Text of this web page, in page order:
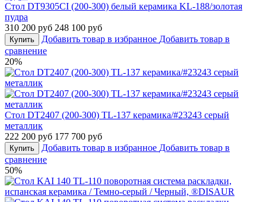
Стол DT9305CI (200-300) белый керамика KL-188/золотая
пудра
310 200 руб 248 100 руб
Купить Добавить товар в избранное Добавить товар в
сравнение
20%
Стол DT2407 (200-300) TL-137 керамика/#23243 серый
металлик
222 200 руб 177 700 руб
Купить Добавить товар в избранное Добавить товар в
сравнение
50%